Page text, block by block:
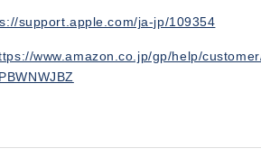
support.apple.com/ja-jp/109354
www.amazon.co.jp/gp/help/